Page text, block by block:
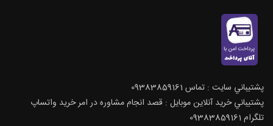
پشتيباني سايت : تماس 09383859161
پشتيباني خريد آنلاين موبايل : قصد انجام مشاوره در امر خرید واتساپ
تلگرام 09383859161